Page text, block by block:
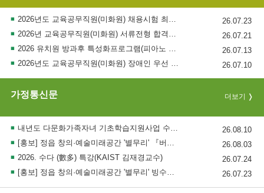
2026년도 교육공무직원(미화원) 채용시험 최종합격자 발표 공고
26.07.23
2026년 교육공무직원(미화원) 서류전형 합격자 결정 및 면접시험 시행 계획 공고
26.07.21
2026 유치원 방과후 특성화프로그램(피아노 음률놀이) 위탁 외부강사 모집
26.07.13
2026년도 교육공무직원(미화원) 장애인 우선 채용 공고
26.07.10
가정통신문 더보기
내년도 다문화가족자녀 기초학습지원사업 수요조사: QR코드 참여
26.08.10
[홍보] 정읍 창의·예술미래공간 '별무리' 『버터떡 만들기』 원데이클래스 프로그램 안내
26.08.03
2026. 수다 (數多) 특강(KAIST 김재경교수)
26.07.24
[홍보] 정읍 창의·예술미래공간 '별무리' 빙수만들기 원데이 클래스 참여 안내
26.07.23